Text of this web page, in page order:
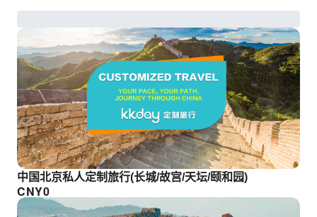
中国北京私人定制旅行(长城/故宫/天坛/颐和园)
CNY0